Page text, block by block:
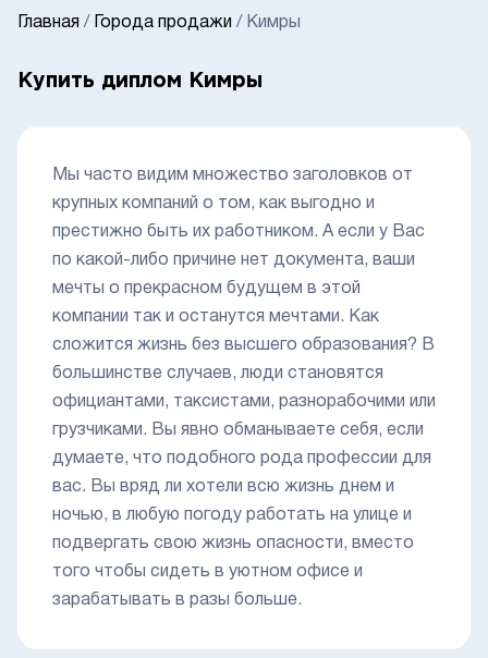
Главная / Города продажи / Кимры
Купить диплом Кимры
Мы часто видим множество заголовков от
крупных компаний о том, как выгодно и
престижно быть их работником. А если у Вас
по какой-либо причине нет документа, ваши
мечты о прекрасном будущем в этой
компании так и останутся мечтами. Как
сложится жизнь без высшего образования? В
большинстве случаев, люди становятся
официантами, таксистами, разнорабочими или
грузчиками. Вы явно обманываете себя, если
думаете, что подобного рода профессии для
вас. Вы вряд ли хотели всю жизнь днем и
ночью, в любую погоду работать на улице и
подвергать свою жизнь опасности, вместо
того чтобы сидеть в уютном офисе и
зарабатывать в разы больше.